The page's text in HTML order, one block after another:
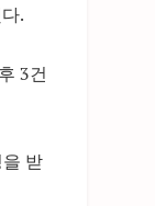
.
3건
받